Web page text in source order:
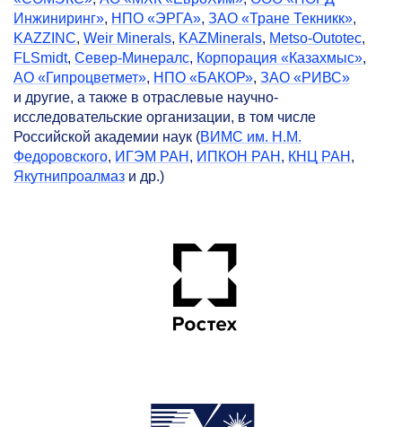
Инжиниринг», НПО «ЭРГА», ЗАО «Тране Текникк»,
KAZZINC, Weir Minerals, KAZMinerals, Metso-Outotec,
FLSmidt, Север-Минералс, Корпорация «Казахмыс»,
АО «Гипроцветмет», НПО «БАКОР», ЗАО «РИВС»
и другие, а также в отраслевые научно-
исследовательские организации, в том числе
Российской академии наук (ВИМС им. Н.М.
Федоровского, ИГЭМ РАН , ИПКОН РАН , КНЦ РАН ,
Якутнипроалмаз и др.)